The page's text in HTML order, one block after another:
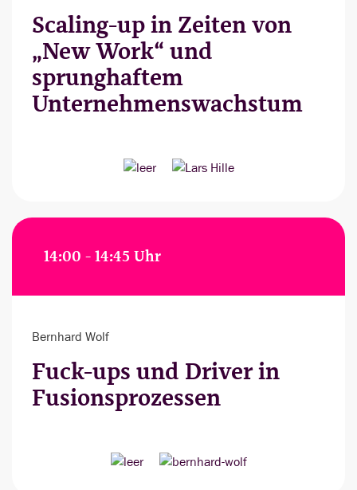
Scaling-up in Zeiten von
„New Work“ und
sprunghaftem
Unternehmenswachstum
14:00 - 14:45 Uhr
Bernhard Wolf
Fuck-ups und Driver in
Fusionsprozessen